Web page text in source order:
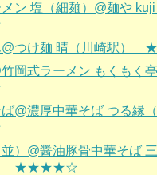
ン 塩（細麺）@麺や
@つけ麺 晴（川崎駅
竹岡式ラーメン もくもく
@濃厚中華そば つる縁
）@醤油豚骨中華そば
） ★★★★☆